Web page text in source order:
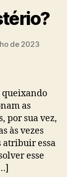
de 2023
queixando
as
por sua vez,
às vezes
atribuir essa
esse